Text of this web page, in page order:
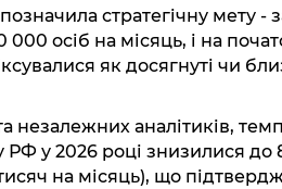
стратегічну мету -
000 осіб на місяць, і на
як досягнуті чи
незалежних аналітиків,
РФ у 2026 році знизилися до
на місяць), що